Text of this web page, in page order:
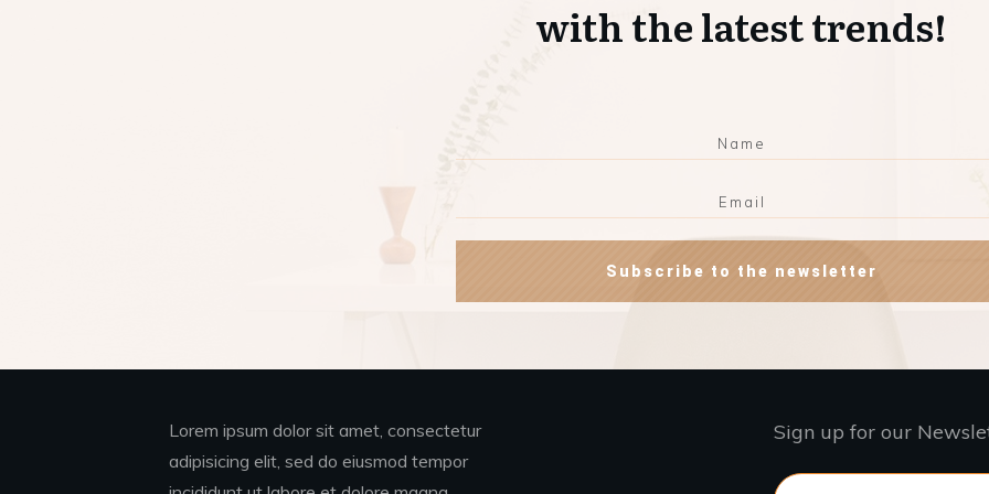
with the latest trends!
Subscribe to the newsletter
Lorem ipsum dolor sit amet, consectetur
adipisicing elit, sed do eiusmod tempor
Sign up for our